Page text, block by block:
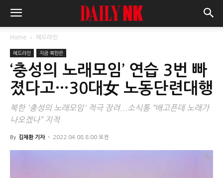
Home 헤드라인
헤드라인 지금 북한은
‘충성의 노래모임’ 연습 3번 빠
졌다고…30대女 노동단련대행
북한 '충성의 노래모임' 적극 장려...소식통 “배고픈데 노래가
나오겠나” 지적
By 김채환 기자 - 2022.04.08 8:00 오전